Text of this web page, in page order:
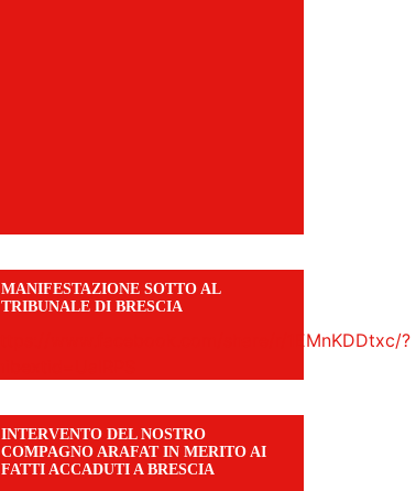
MANIFESTAZIONE SOTTO AL
TRIBUNALE DI BRESCIA
https://www.facebook.com/share/r/1EMnKDDtxc/?
INTERVENTO DEL NOSTRO
COMPAGNO ARAFAT IN MERITO AI
FATTI ACCADUTI A BRESCIA